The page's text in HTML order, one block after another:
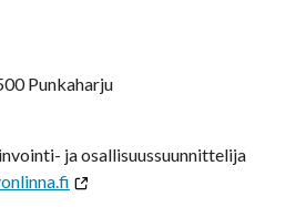
Punkaharju
ja osallisuussuunnittelija